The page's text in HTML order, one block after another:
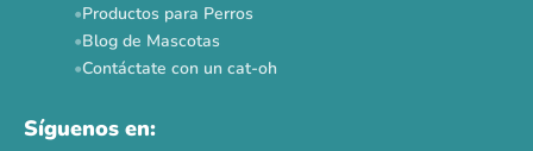
Productos para Perros
Blog de Mascotas
Contáctate con un cat-oh
Síguenos en: